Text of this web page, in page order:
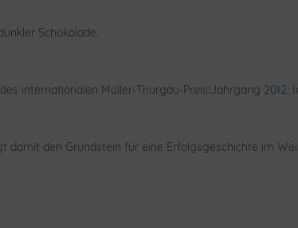
Schokolade.
internationalen Müller-Thurgau-Preis!Jahrgang 2012:
damit den Grundstein für eine Erfolgsgeschichte im